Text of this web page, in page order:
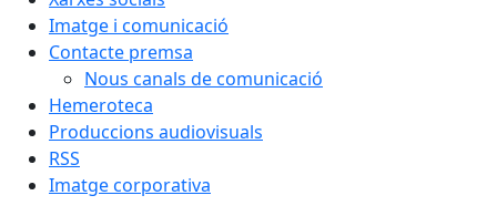
Imatge i comunicació
Contacte premsa
Nous canals de comunicació
Hemeroteca
Produccions audiovisuals
RSS
Imatge corporativa